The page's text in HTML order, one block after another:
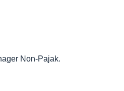
Non-Pajak.